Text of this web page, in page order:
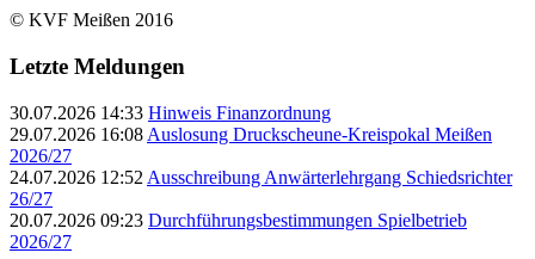
© KVF Meißen 2016
Letzte Meldungen
30.07.2026 14:33 Hinweis Finanzordnung
29.07.2026 16:08 Auslosung Druckscheune-Kreispokal Meißen
2026/27
24.07.2026 12:52 Ausschreibung Anwärterlehrgang Schiedsrichter
26/27
20.07.2026 09:23 Durchführungsbestimmungen Spielbetrieb
2026/27